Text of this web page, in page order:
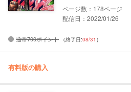
178
配信日：2022/01/26
通常700ポイント （終了日:08/31 ）
有料版の購入